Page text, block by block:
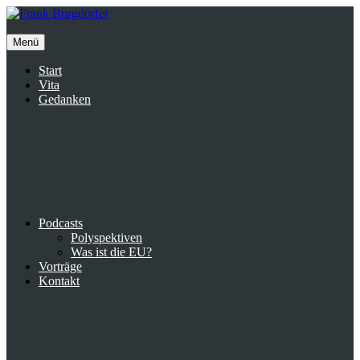
Inhalte
Menü
Start
Vita
Gedanken
Podcasts
Polyspektiven
Was ist die EU?
Vorträge
Kontakt